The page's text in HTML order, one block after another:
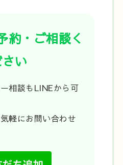
約・ご相談く
い
相談もLINEから可
軽にお問い合わせ